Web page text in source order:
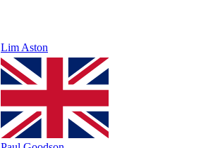
Lim Aston